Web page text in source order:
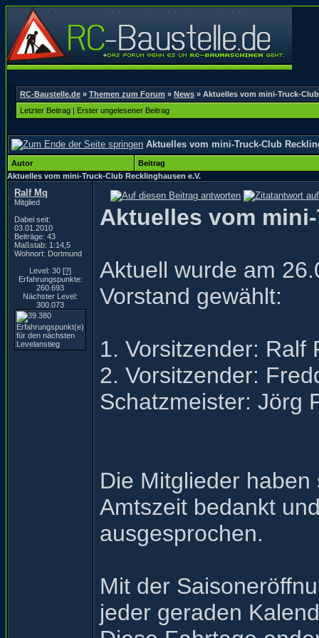
RC-Baustelle.de » Themen zum Forum » News » Aktuelles vom mini-Truck-
Letzter Beitrag | Erster ungelesener Beitrag
Aktuelles vom mini-Truck-Club
Autor
Beitrag
Aktuelles vom mini-Truck-Club Recklinghausen e.V.
Ralf Mq
Mitglied
Dabei seit:
03.01.2010
Beiträge: 43
Maßstab: 1:14,5
Wohnort: Dortmund
Level: 30 [?]
Erfahrungspunkte:
260.693
Nächster Level:
300.073
Aktuelles vom
Aktuell wurde am
Vorstand gewählt:
1. Vorsitzender: Ralf
2. Vorsitzender:
Schatzmeister: Jörg
Die Mitglieder
Amtszeit bedankt
ausgesprochen.
Mit der
jeder geraden